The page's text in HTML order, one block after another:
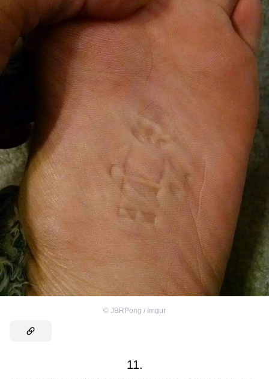
© JBRPong / Imgur
11.